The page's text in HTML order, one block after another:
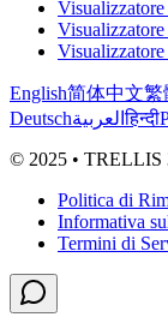
English简体中文繁
Deutschالعربيةहिन्दी
© 2025 • TRELLIS
Politica di
Informativa
Termini di